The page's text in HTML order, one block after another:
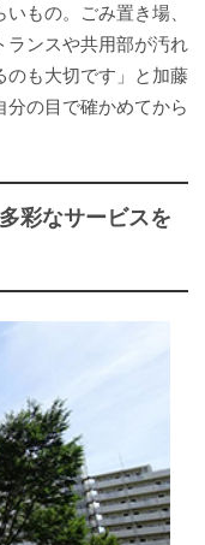
もの。ごみ置き場、
ランスや共用部が汚れ
のも大切です」と加藤
分の目で確かめてから
彩なサービスを